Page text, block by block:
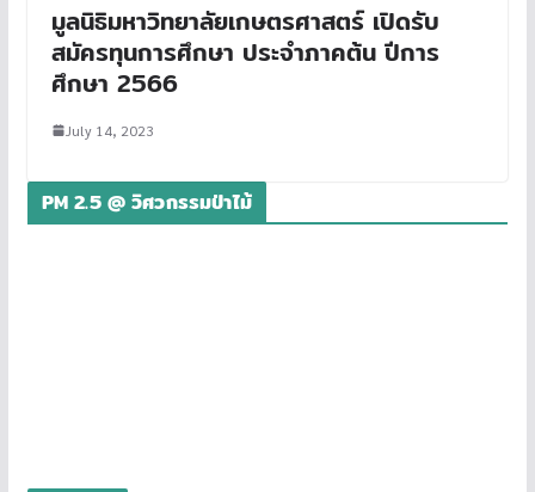
มูลนิธิมหาวิทยาลัยเกษตรศาสตร์ เปิดรับ
สมัครทุนการศึกษา ประจำภาคต้น ปีการ
ศึกษา 2566
July 14, 2023
PM 2.5 @ วิศวกรรมป่าไม้